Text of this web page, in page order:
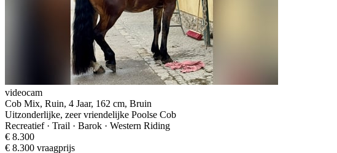
videocam
Cob Mix, Ruin, 4 Jaar, 162 cm, Bruin
Uitzonderlijke, zeer vriendelijke Poolse Cob
Recreatief · Trail · Barok · Western Riding
€ 8.300
€ 8.300 vraagprijs